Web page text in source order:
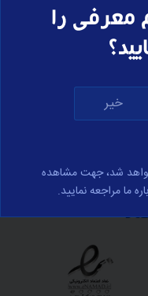
شوید
معرفی را
خیر
داده نخواهد شد، جهت مشاهده
ما مراجعه نمایید.